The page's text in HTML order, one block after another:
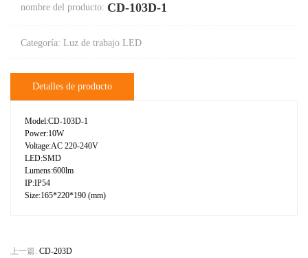
nombre del producto: CD-103D-1
Categoría: Luz de trabajo LED
Detalles de producto
Model:CD-103D-1
Power:10W
Voltage:AC 220-240V
LED:SMD
Lumens:600lm
IP:IP54
Size:165*220*190 (mm)
上一篇: CD-203D